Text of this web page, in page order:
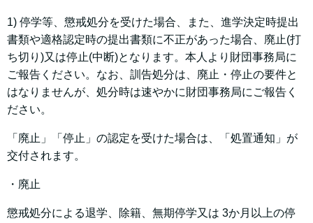
1) 停学等、懲戒処分を受けた場合、また、進学決定時提出
書類や適格認定時の提出書類に不正があった場合、廃止(打
ち切り)又は停止(中断)となります。本人より財団事務局に
ご報告ください。なお、訓告処分は、廃止・停止の要件と
はなりませんが、処分時は速やかに財団事務局にご報告く
ださい。
「廃止」「停止」の認定を受けた場合は、「処置通知」が
交付されます。
・廃止
懲戒処分による退学、除籍、無期停学又は 3か月以上の停